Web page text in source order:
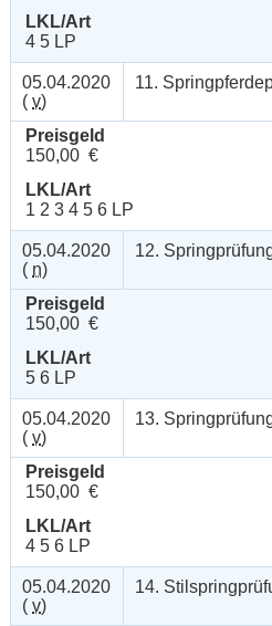
LKL/Art
4 5 LP
05.04.2020
( v)
11.
Preisgeld
150,00 €
LKL/Art
1 2 3 4 5 6 LP
05.04.2020
( n)
12.
Preisgeld
150,00 €
LKL/Art
5 6 LP
05.04.2020
( v)
13.
Preisgeld
150,00 €
LKL/Art
4 5 6 LP
05.04.2020
( v)
14.